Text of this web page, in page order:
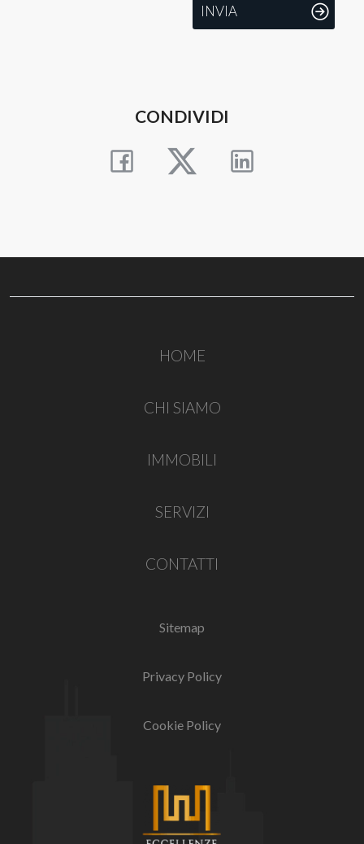
INVIA
CONDIVIDI
HOME
CHI SIAMO
IMMOBILI
SERVIZI
CONTATTI
Sitemap
Privacy Policy
Cookie Policy